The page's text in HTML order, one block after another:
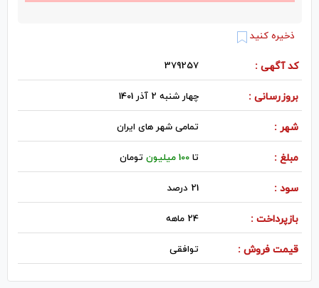
ذخیره کنید
کد آگهی : 379257
بروزرسانی : چهار شنبه 2 آذر 1401
شهر : تمامی شهر های ایران
مبلغ : تا100 میلیون تومان
سود : 21 درصد
بازپرداخت : 24 ماهه
قیمت فروش : توافقی